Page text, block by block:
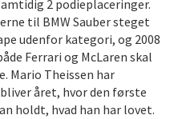
2 podieplaceringer.
til BMW Sauber steget
udenfor kategori, og 2008
Ferrari og McLaren skal
Mario Theissen har
året, hvor den første
holdt, hvad han har lovet.